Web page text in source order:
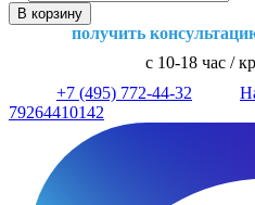
В корзину
получить
с 10-18 час /
+7 (495) 772-44-32
79264410142